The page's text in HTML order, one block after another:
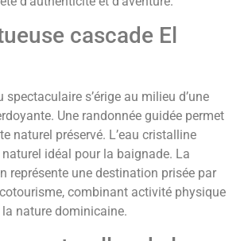
cascade El
spectaculaire s’érige au milieu d’une
Une randonnée guidée permet
naturel préservé. L’eau cristalline
idéal pour la baignade. La
représente une destination prisée par
combinant activité physique
nature dominicaine.